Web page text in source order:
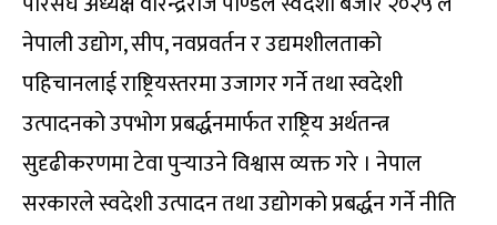
नेपाली उद्योग, सीप, नवप्रवर्तन र उद्यमशीलताको
पहिचानलाई राष्ट्रियस्तरमा उजागर गर्ने तथा स्वदेशी
उत्पादनको उपभोग प्रबर्द्धनमार्फत राष्ट्रिय अर्थतन्त्र
सुदृढीकरणमा टेवा पुर्‍याउने विश्वास व्यक्त गरे । नेपाल
सरकारले स्वदेशी उत्पादन तथा उद्योगको प्रबर्द्धन गर्ने नीति